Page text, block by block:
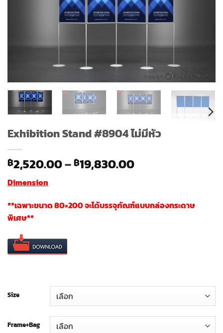
Exhibition Stand #8904 ไม่มีหัว
฿2,520.00–฿19,830.00Price
through
฿19,830.00
Dimension
**เฉพาะขนาด 80×200 จะได้บรรจุภัณฑ์แบบกล่องกระดาษ
พิเศษ**
Size
Frame+Bag